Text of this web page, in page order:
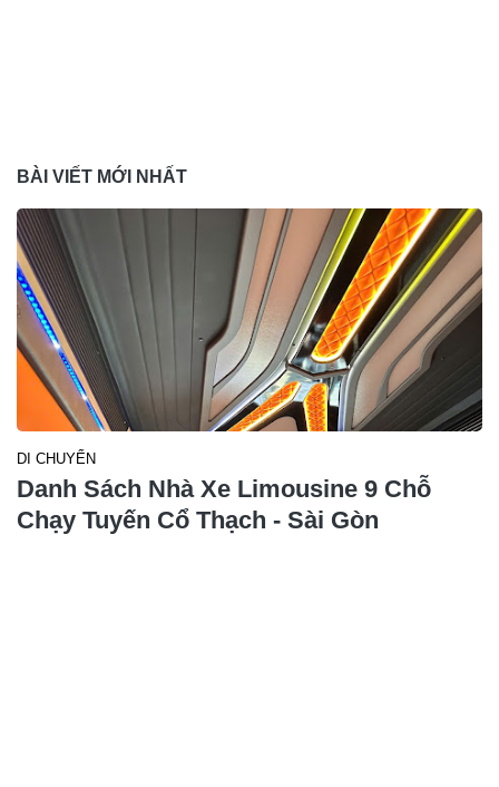
BÀI VIẾT MỚI NHẤT
DI CHUYỂN
Danh Sách Nhà Xe Limousine 9 Chỗ
Chạy Tuyến Cổ Thạch - Sài Gòn